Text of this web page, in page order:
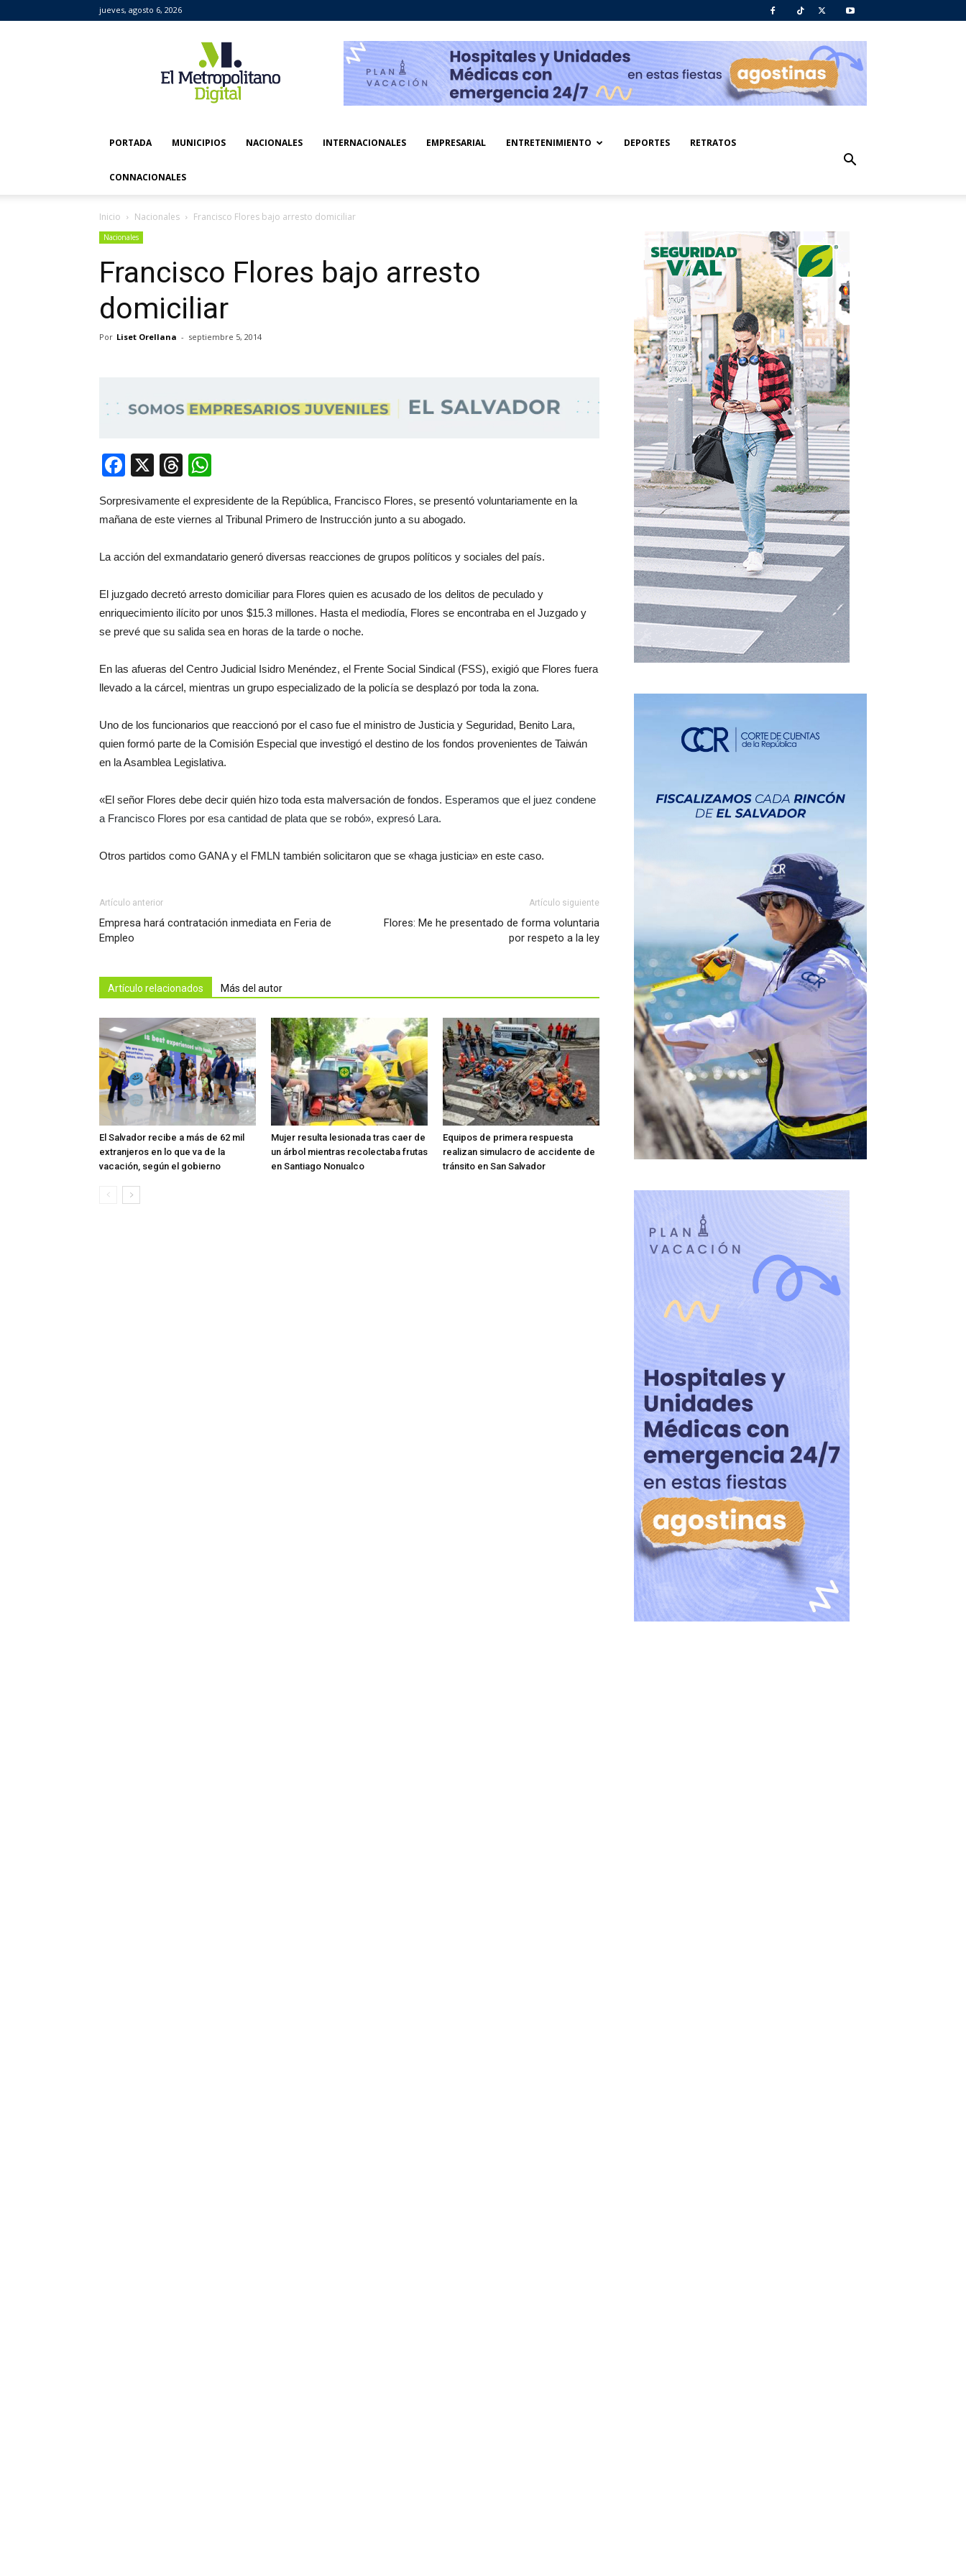
jueves, agosto 6, 2026
Metropolitano
Digital
PORTADA MUNICIPIOS NACIONALES INTERNACIONALES EMPRESARIAL ENTRETENIMIENTO DEPORTES RETRATOS
CONNACIONALES
Inicio Nacionales Francisco Flores bajo arresto domiciliar
Nacionales
Francisco Flores bajo arresto
domiciliar
Por Liset Orellana - septiembre 5, 2014
Facebook
X Threads
Sorpresivamente el expresidente de la República, Francisco Flores, se presentó voluntariamente en la
mañana de este viernes al Tribunal Primero de Instrucción junto a su abogado.
La acción del exmandatario generó diversas reacciones de grupos políticos y sociales del país.
El juzgado decretó arresto domiciliar para Flores quien es acusado de los delitos de peculado y
enriquecimiento ilícito por unos $15.3 millones. Hasta el mediodía, Flores se encontraba en el Juzgado y
se prevé que su salida sea en horas de la tarde o noche.
En las afueras del Centro Judicial Isidro Menéndez, el Frente Social Sindical (FSS), exigió que Flores fuera
llevado a la cárcel, mientras un grupo especializado de la policía se desplazó por toda la zona.
Uno de los funcionarios que reaccionó por el caso fue el ministro de Justicia y Seguridad, Benito Lara,
quien formó parte de la Comisión Especial que investigó el destino de los fondos provenientes de Taiwán
en la Asamblea Legislativa.
«El señor Flores debe decir quién hizo toda esta malversación de fondos. Esperamos que el juez condene
a Francisco Flores por esa cantidad de plata que se robó», expresó Lara.
Otros partidos como GANA y el FMLN también solicitaron que se «haga justicia» en este caso.
Artículo anterior
Empresa hará contratación inmediata en Feria de
Empleo
Artículo siguiente
Flores: Me he presentado de forma voluntaria
por respeto a la ley
Artículo relacionados Más del autor
El Salvador recibe a más de 62 mil
extranjeros en lo que va de la
vacación, según el gobierno
Mujer resulta lesionada tras caer de
un árbol mientras recolectaba frutas
en Santiago Nonualco
Equipos de primera respuesta
realizan simulacro de accidente de
tránsito en San Salvador